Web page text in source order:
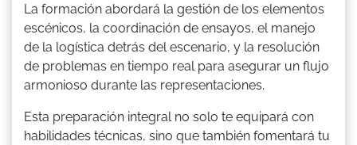
La formación abordará la gestión de los elementos
escénicos, la coordinación de ensayos, el manejo
de la logística detrás del escenario, y la resolución
de problemas en tiempo real para asegurar un flujo
armonioso durante las representaciones.
Esta preparación integral no solo te equipará con
habilidades técnicas, sino que también fomentará tu